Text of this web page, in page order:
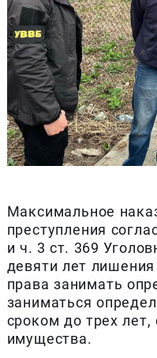
Максимальное
преступления
и ч. 3 ст. 369
девяти лет
права занимать
заниматься
сроком до трех
имущества.